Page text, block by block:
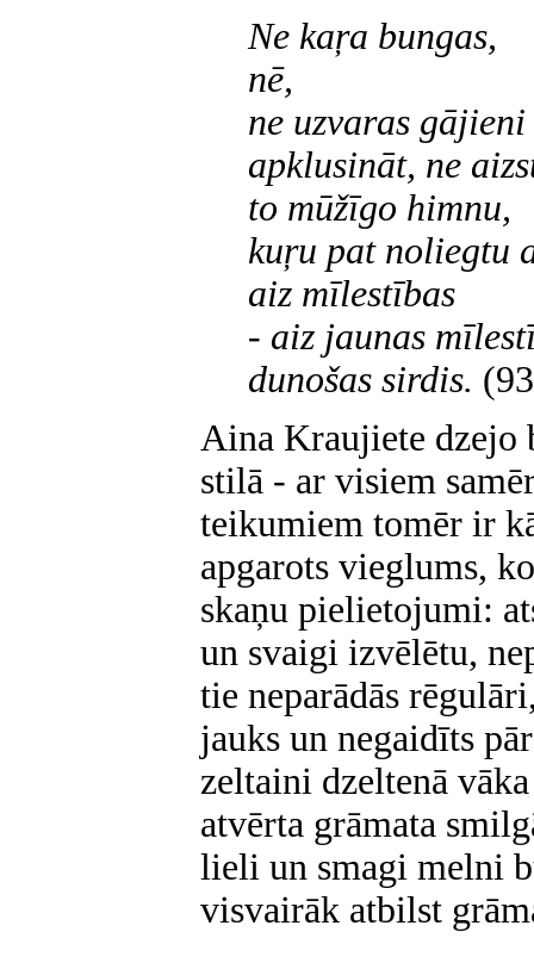
Ne kaŗa bungas,
nē,
ne uzvaras
apklusināt, ne
to mūžīgo himnu,
kuŗu pat noliegtu
aiz mīlestības
- aiz jaunas
dunošas sirdis.
Aina Kraujiete dzejo
stilā - ar visiem
teikumiem tomēr ir
apgarots vieglums,
skaņu pielietojumi:
un svaigi izvēlētu,
tie neparādās
jauks un negaidīts
zeltaini dzeltenā
atvērta grāmata
lieli un smagi melni
visvairāk atbilst